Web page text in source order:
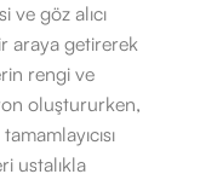
ve göz alıcı
araya getirerek
rengi ve
oluştururken,
ustalıkla